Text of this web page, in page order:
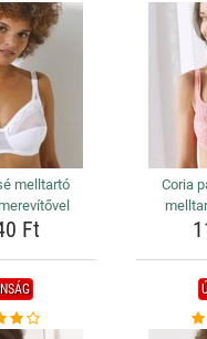
melltartó
Ft
Coria